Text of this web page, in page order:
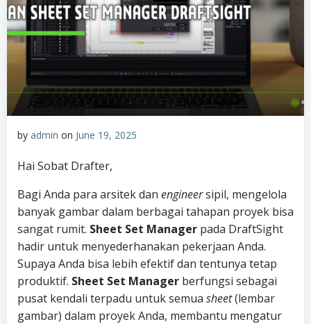
by admin on June 19, 2025
Hai Sobat Drafter,
Bagi Anda para arsitek dan engineersipil, mengelola
banyak gambar dalam berbagai tahapan proyek bisa
sangat rumit. Sheet Set Manager pada DraftSight
hadir untuk menyederhanakan pekerjaan Anda.
Supaya Anda bisa lebih efektif dan tentunya tetap
produktif. Sheet Set Manager berfungsi sebagai
pusat kendali terpadu untuk semua sheet(lembar
gambar) dalam proyek Anda, membantu mengatur